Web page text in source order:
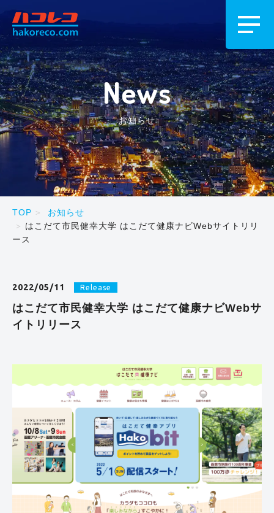
News
お知らせ
TOP
お知らせ
はこだて市民健幸大学 はこだて健康ナビWebサイトリリ
ース
2022/05/11 Release
はこだて市民健幸大学 はこだて健康ナビWebサ
イトリリース